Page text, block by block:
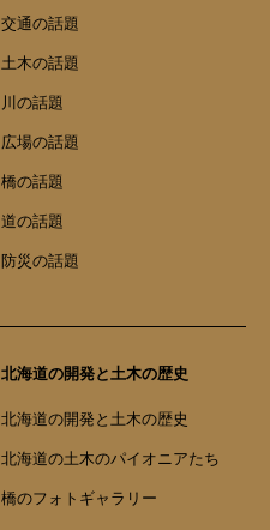
交通の話題
土木の話題
川の話題
広場の話題
橋の話題
道の話題
防災の話題
北海道の開発と土木の歴史
北海道の開発と土木の歴史
北海道の土木のパイオニアたち
橋のフォトギャラリー